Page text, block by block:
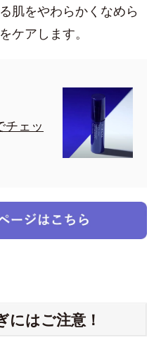
肌をやわらかくなめら
ケアします。
ェッ
にはご注意！